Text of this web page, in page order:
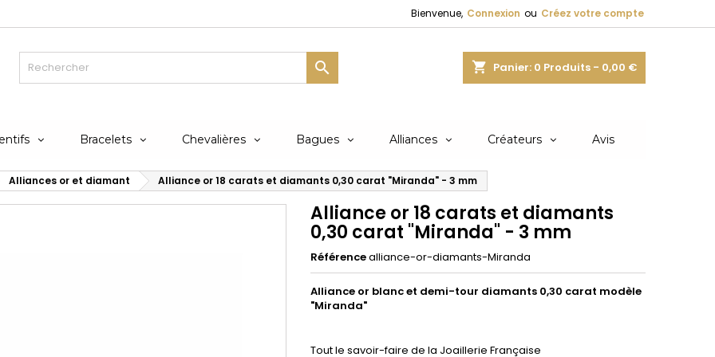
Bienvenue, Connexion ou Créez votre compte
shopping_cart Panier: 0 Produits - 0,00 €

Bracelets Chevalières Bagues Alliances Créateurs Avis
Alliances or et diamant Alliance or 18 carats et diamants 0,30 carat "Miranda" - 3 mm
Alliance or 18 carats et diamants
0,30 carat "Miranda" - 3 mm
Référencealliance-or-diamants-Miranda
Alliance or blanc et demi-tour diamants 0,30 carat modèle
"Miranda"
Tout le savoir-faire de la Joaillerie Française